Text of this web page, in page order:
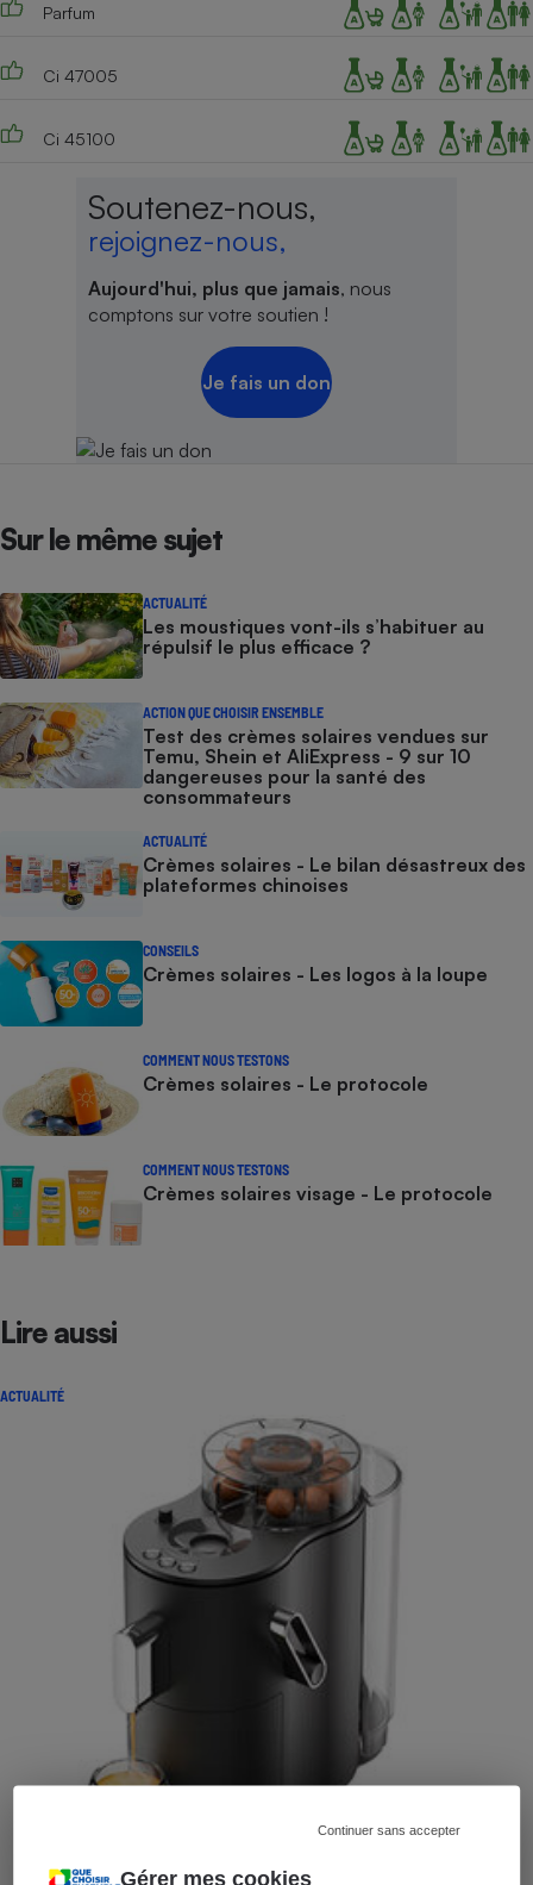
Gérer mes cookies
Continuer sans accepter
Parfum
Ci 47005
Ci 45100
Soutenez-nous,
rejoignez-nous,
Aujourd'hui, plus que jamais, nous
comptons sur votre soutien !
Je fais un don
Sur le même sujet
ACTUALITÉ
Les moustiques vont-ils s’habituer au
répulsif le plus efficace ?
ACTION QUE CHOISIR ENSEMBLE
Test des crèmes solaires vendues sur
Temu, Shein et AliExpress - 9 sur 10
dangereuses pour la santé des
consommateurs
ACTUALITÉ
Crèmes solaires - Le bilan désastreux des
plateformes chinoises
CONSEILS
Crèmes solaires - Les logos à la loupe
COMMENT NOUS TESTONS
Crèmes solaires - Le protocole
COMMENT NOUS TESTONS
Crèmes solaires visage - Le protocole
Lire aussi
ACTUALITÉ
Robot ménager